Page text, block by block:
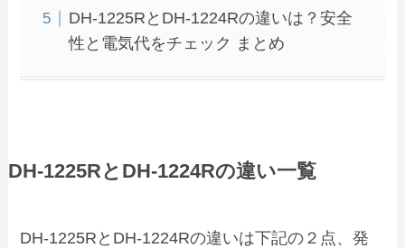
DH‑1225RとDH‑1224Rの違いは？安全
性と電気代をチェック まとめ
DH‑1225RとDH‑1224Rの違い一覧
DH‑1225RとDH‑1224Rの違いは下記の２点、発